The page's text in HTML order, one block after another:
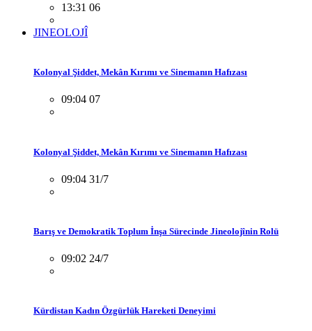
13:31 06
JINEOLOJÎ
Kolonyal Şiddet, Mekân Kırımı ve Sinemanın Hafızası
09:04 07
Kolonyal Şiddet, Mekân Kırımı ve Sinemanın Hafızası
09:04 31/7
Barış ve Demokratik Toplum İnşa Sürecinde Jineolojînin Rolü
09:02 24/7
Kürdistan Kadın Özgürlük Hareketi Deneyimi